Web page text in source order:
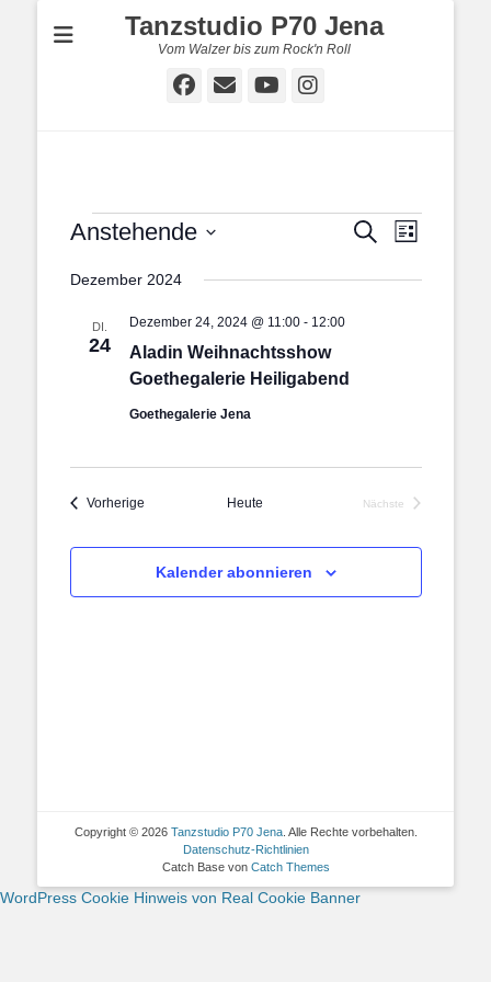
Tanzstudio P70 Jena
Vom Walzer bis zum Rock'n Roll
Facebook
E-
YouTube
Instagram
Veranstaltungen
und
Suche
Liste
Anstehende
wählen.
Dezember 2024
DI.
24
Aladin Weihnachtsshow
Goethegalerie Heiligabend
Dezember 24, 2024 @ 11:00- 12:00
Goethegalerie Jena
VorherigeVeranstaltungenHeute
Nächste
Kalender abonnieren
Copyright © 2026 Tanzstudio P70 Jena. Alle Rechte vorbehalten.
Datenschutz-Richtlinien
Catch Base von Catch Themes
WordPress Cookie Hinweis von Real Cookie Banner